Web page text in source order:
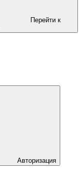
Перейти к
Авторизация